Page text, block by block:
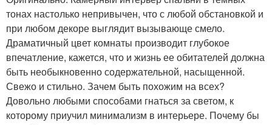
тонах настолько непривычен, что с любой обстановкой и
при любом декоре выглядит вызывающе смело.
Драматичный цвет комнаты производит глубокое
впечатление, кажется, что и жизнь ее обитателей должна
быть необыкновенно содержательной, насыщенной.
Свежо и стильно. Зачем быть похожим на всех?
Довольно любыми способами гнаться за светом, к
которому приучил минимализм в интерьере. Почему бы